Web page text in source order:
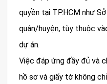
quyền tại TP.HCM như
quận/huyện, tùy thuộc
dự án.
Việc đáp ứng đầy đủ và
hồ sơ và giấy tờ không